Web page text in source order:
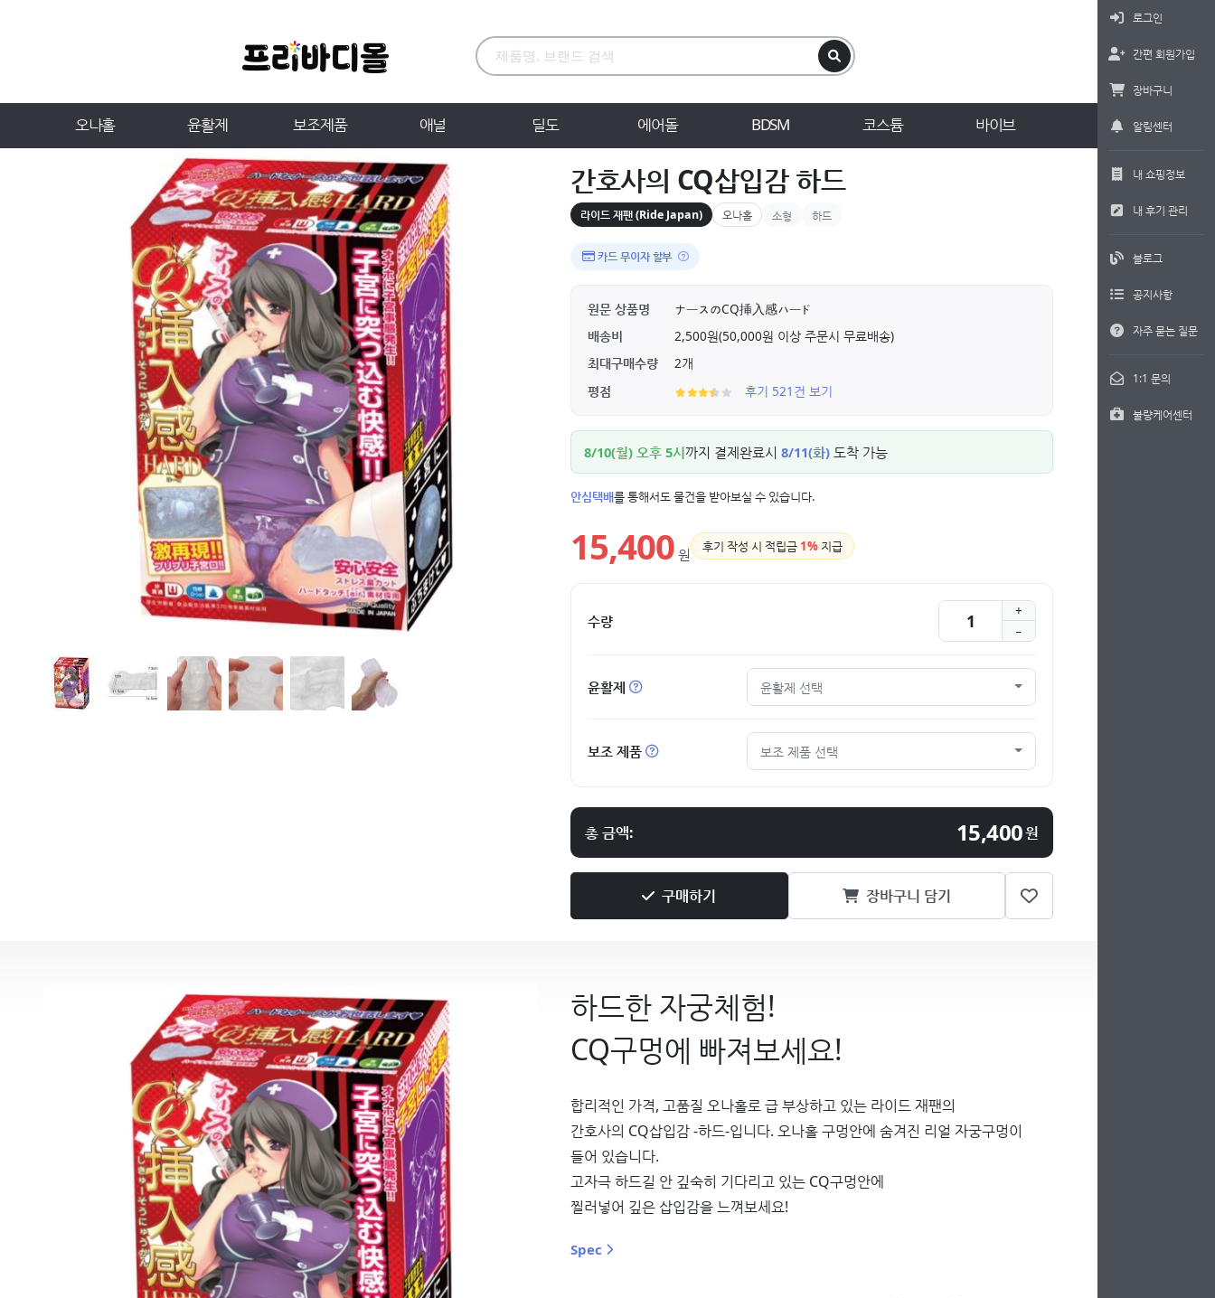
오나홀 윤활제 보조제품 애널 딜도 에어돌 BDSM 코스튬 바이브
로그인
간편 회원가입
장바구니
알림센터
내 쇼핑정보
내 후기 관리
블로그
공지사항
자주 묻는 질문
1:1 문의
불량케어센터
간호사의 CQ삽입감 하드
라이드 재팬 (Ride Japan) 오나홀 소형 하드
카드 무이자 할부
원문 상품명
ナースのCQ挿入感ハード
배송비
2,500원(50,000원 이상 주문시 무료배송)
최대구매수량
2개
평점
후기 521건 보기
8/10(월) 오후 5시까지 결제완료시 8/11(화) 도착 가능
안심택배를 통해서도 물건을 받아보실 수 있습니다.
15,400 원 후기 작성 시 적립금 1% 지급
수량
윤활제 윤활제 선택
보조 제품 보조 제품 선택
총 금액: 15,400원
구매하기 장바구니 담기
하드한 자궁체험!
CQ구멍에 빠져보세요!
합리적인 가격, 고품질 오나홀로 급 부상하고 있는 라이드 재팬의
간호사의 CQ삽입감 -하드-입니다. 오나홀 구멍안에 숨겨진 리얼 자궁구멍이
들어 있습니다.
고자극 하드길 안 깊숙히 기다리고 있는 CQ구멍안에
찔러넣어 깊은 삽입감을 느껴보세요!
Spec